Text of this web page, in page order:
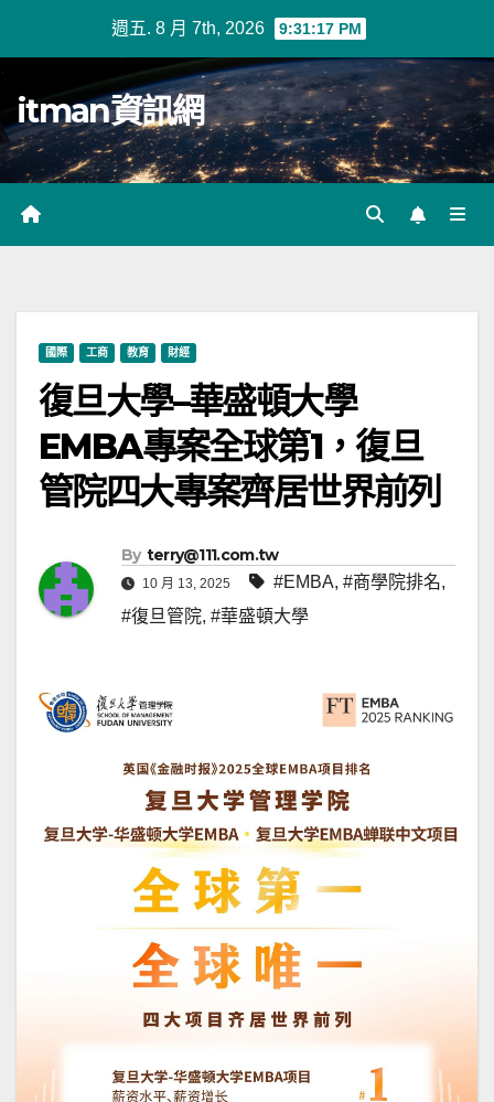
週五. 8 月 7th, 2026 9:31:18 PM
itman資訊網
國際 工商 教育 財經
復旦大學–華盛頓大學
EMBA專案全球第1，復旦
管院四大專案齊居世界前列
By terry@111.com.tw
10 月 13, 2025 #EMBA, #商學院排名,
#復旦管院, #華盛頓大學